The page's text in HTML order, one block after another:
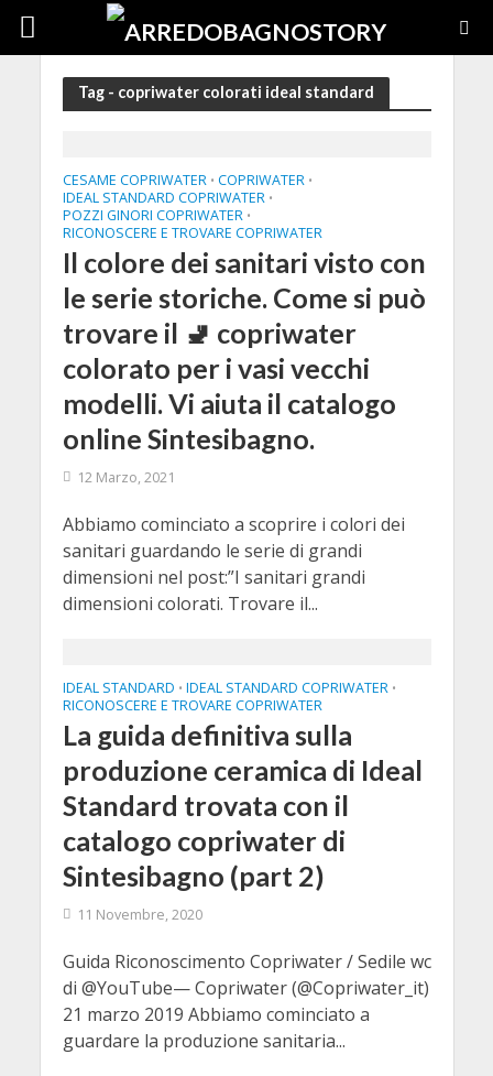
Tag - copriwater colorati ideal standard
CESAME COPRIWATER • COPRIWATER •
IDEAL STANDARD COPRIWATER •
POZZI GINORI COPRIWATER •
RICONOSCERE E TROVARE COPRIWATER
Il colore dei sanitari visto con
le serie storiche. Come si può
trovare il 🚽 copriwater
colorato per i vasi vecchi
modelli. Vi aiuta il catalogo
online Sintesibagno.
12 Marzo, 2021
Abbiamo cominciato a scoprire i colori dei
sanitari guardando le serie di grandi
dimensioni nel post:”I sanitari grandi
dimensioni colorati. Trovare il...
IDEAL STANDARD • IDEAL STANDARD COPRIWATER •
RICONOSCERE E TROVARE COPRIWATER
La guida definitiva sulla
produzione ceramica di Ideal
Standard trovata con il
catalogo copriwater di
Sintesibagno (part 2)
11 Novembre, 2020
Guida Riconoscimento Copriwater / Sedile wc
di @YouTube— Copriwater (@Copriwater_it)
21 marzo 2019 Abbiamo cominciato a
guardare la produzione sanitaria...